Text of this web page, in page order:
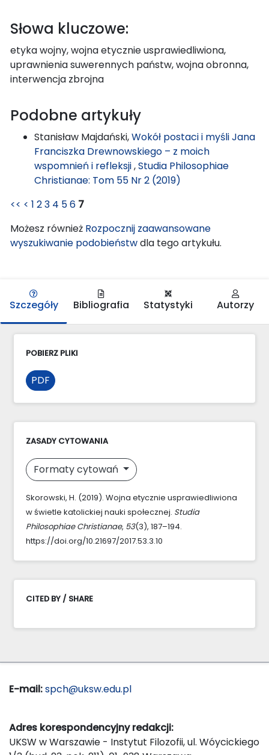
Słowa kluczowe:
etyka wojny, wojna etycznie usprawiedliwiona,
uprawnienia suwerennych państw, wojna obronna,
interwencja zbrojna
Podobne artykuły
Stanisław Majdański,Wokół postaci i myśli Jana
Franciszka Drewnowskiego – z moich
wspomnień i refleksji,Studia Philosophiae
Christianae: Tom 55 Nr 2 (2019)
<< < 1 23 4 56 7
Możesz również Rozpocznij zaawansowane
wyszukiwanie podobieństwdla tego artykułu.
Szczegóły Bibliografia Statystyki Autorzy
POBIERZ PLIKI
PDF
ZASADY CYTOWANIA
Formaty cytowań
Skorowski, H. (2019). Wojna etycznie usprawiedliwiona
w świetle katolickiej nauki społecznej. Studia
Philosophiae Christianae, 53(3), 187–194.
https://doi.org/10.21697/2017.53.3.10
CITED BY / SHARE
E-mail:spch@uksw.edu.pl
Adres korespondencyjny redakcji:
UKSW w Warszawie - Instytut Filozofii, ul. Wóycickiego